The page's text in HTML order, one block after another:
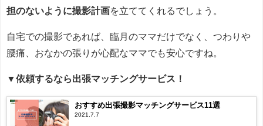
担のないように撮影計画を立ててくれるでしょう。
自宅での撮影であれば、臨月のママだけでなく、つわりや
腰痛、おなかの張りが心配なママでも安心ですね。
▼依頼するなら出張マッチングサービス！
おすすめ出張撮影マッチングサービス11選
2021.7.7